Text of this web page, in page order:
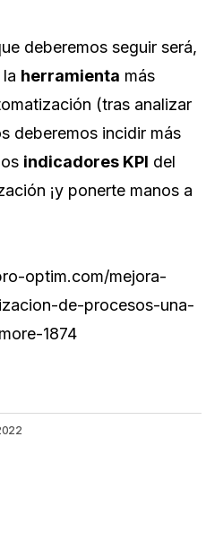
deberemos seguir será,
herramienta más
(tras analizar
deberemos incidir más
indicadores KPI del
¡y ponerte manos a
optim.com/mejora-
de-procesos-una-
1874